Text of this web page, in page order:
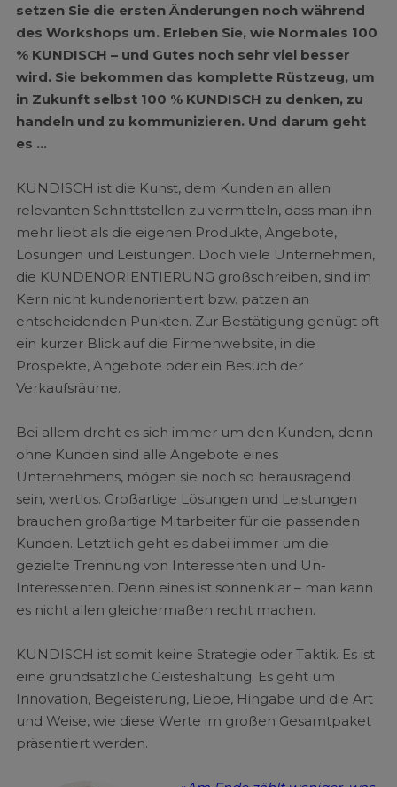
setzen Sie die ersten Änderungen noch während
des Workshops um. Erleben Sie, wie Normales 100
% KUNDISCH – und Gutes noch sehr viel besser
wird. Sie bekommen das komplette Rüstzeug, um
in Zukunft selbst 100 % KUNDISCH zu denken, zu
handeln und zu kommunizieren. Und darum geht
es …
KUNDISCH ist die Kunst, dem Kunden an allen
relevanten Schnittstellen zu vermitteln, dass man ihn
mehr liebt als die eigenen Produkte, Angebote,
Lösungen und Leistungen. Doch viele Unternehmen,
die KUNDENORIENTIERUNG großschreiben, sind im
Kern nicht kundenorientiert bzw. patzen an
entscheidenden Punkten. Zur Bestätigung genügt oft
ein kurzer Blick auf die Firmenwebsite, in die
Prospekte, Angebote oder ein Besuch der
Verkaufsräume.
Bei allem dreht es sich immer um den Kunden, denn
ohne Kunden sind alle Angebote eines
Unternehmens, mögen sie noch so herausragend
sein, wertlos. Großartige Lösungen und Leistungen
brauchen großartige Mitarbeiter für die passenden
Kunden. Letztlich geht es dabei immer um die
gezielte Trennung von Interessenten und Un-
Interessenten. Denn eines ist sonnenklar – man kann
es nicht allen gleichermaßen recht machen.
KUNDISCH ist somit keine Strategie oder Taktik. Es ist
eine grundsätzliche Geisteshaltung. Es geht um
Innovation, Begeisterung, Liebe, Hingabe und die Art
und Weise, wie diese Werte im großen Gesamtpaket
präsentiert werden.